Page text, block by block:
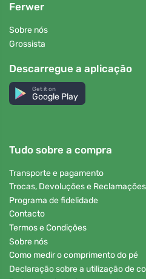
Ferwer
Sobre nós
Grossista
Descarregue a aplicação
Get it on
Google Play
Tudo sobre a compra
Transporte e pagamento
Trocas, Devoluções e Reclamações
Programa de fidelidade
Contacto
Termos e Condições
Sobre nós
Como medir o comprimento do pé
Declaração sobre a utilização de